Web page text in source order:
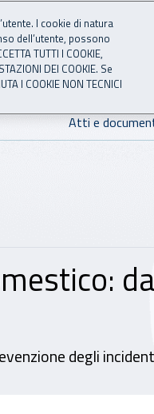
Atti e
degli
I cookie di natura
dell’utente, possono
TUTTI I COOKIE,
DEI COOKIE. Se
I COOKIE NON TECNICI